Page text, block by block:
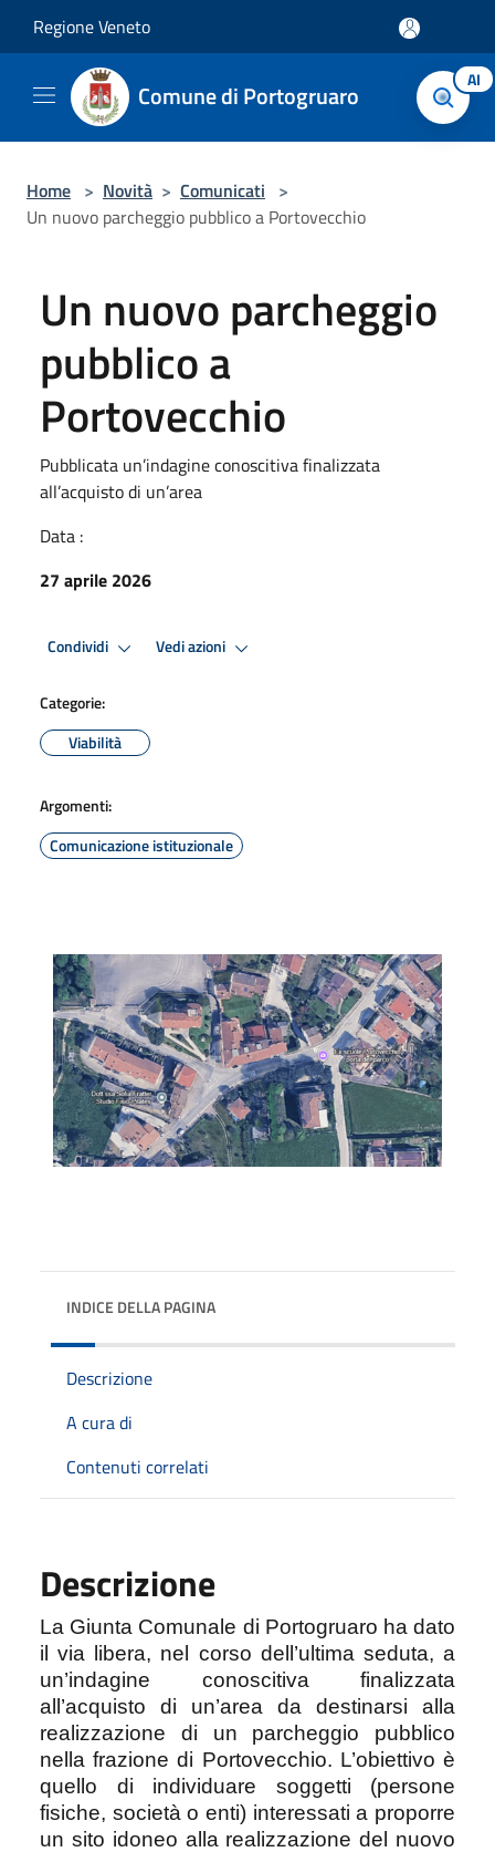
Regione Veneto
Comune di Portogruaro AI
Home > Novità > Comunicati >
Un nuovo parcheggio pubblico a Portovecchio
Un nuovo parcheggio
pubblico a
Portovecchio
Pubblicata un’indagine conoscitiva finalizzata
all’acquisto di un’area
Data :
27 aprile 2026
Condividi Vedi azioni
Categorie:
Viabilità
Argomenti:
Comunicazione istituzionale
INDICE DELLA PAGINA
Descrizione
A cura di
Contenuti correlati
Descrizione
La Giunta Comunale di Portogruaro ha dato
il via libera, nel corso dell’ultima seduta, a
un’indagine conoscitiva finalizzata
all’acquisto di un’area da destinarsi alla
realizzazione di un parcheggio pubblico
nella frazione di Portovecchio. L’obiettivo è
quello di individuare soggetti (persone
fisiche, società o enti) interessati a proporre
un sito idoneo alla realizzazione del nuovo